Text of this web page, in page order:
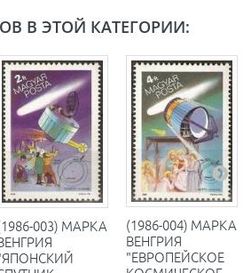
В ЭТОЙ КАТЕГОРИИ:
003) МАРКА
(1986-004) МАРКА
ВЕНГРИЯ
"ЕВРОПЕЙСКОЕ